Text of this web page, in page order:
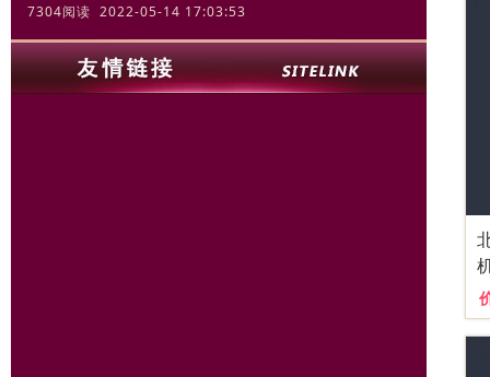
7304阅读 2022-05-14 17:03:53